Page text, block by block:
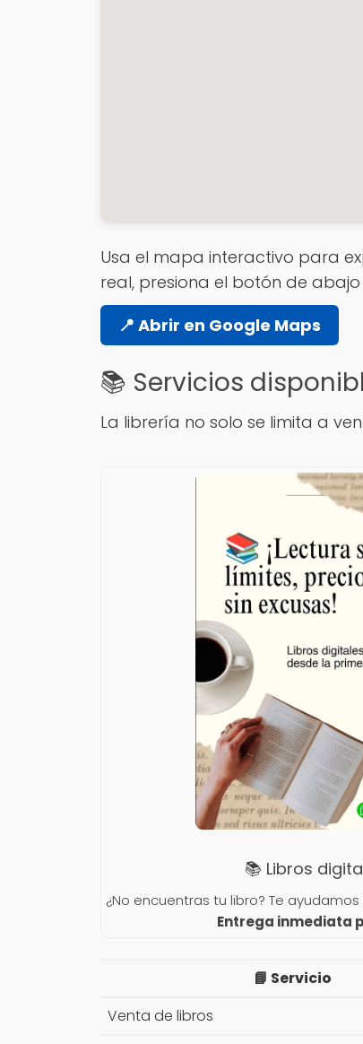
Usa el mapa interactivo para
real, presiona el botón de
📍 Abrir en Google Maps
📚 Servicios
La librería no solo se limita a
📚 Libros
¿No encuentras tu libro? Te
Entrega inmediata
📘 Servicio
Venta de libros